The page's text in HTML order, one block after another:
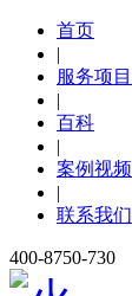
首页
|
服务项目
|
百科
|
案例视频
|
联系我们
400-8750-730